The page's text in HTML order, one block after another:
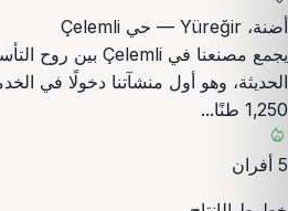
أضنة، Yüreğir — حي Çelemli
الحديثة، وهو أول منشآتنا دخولًا في
1,250 طنًا...
local_fire_department
5 أفران